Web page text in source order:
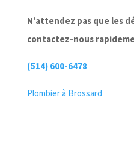
N’attendez pas que les
contactez-nous
(514) 600-6478
Plombier à Brossard